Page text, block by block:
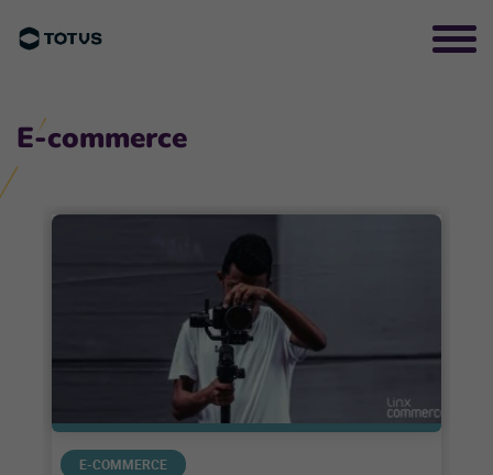
E-commerce
E-COMMERCE